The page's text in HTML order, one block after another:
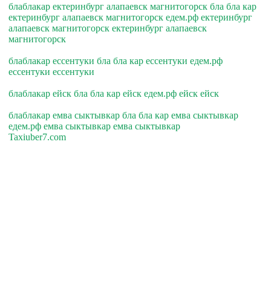
блаблакар ектеринбург алапаевск магнитогорск бла бла кар
ектеринбург алапаевск магнитогорск едем.рф ектеринбург
алапаевск магнитогорск ектеринбург алапаевск
магнитогорск
блаблакар ессентуки бла бла кар ессентуки едем.рф
ессентуки ессентуки
блаблакар ейск бла бла кар ейск едем.рф ейск ейск
блаблакар емва сыктывкар бла бла кар емва сыктывкар
едем.рф емва сыктывкар емва сыктывкар
Taxiuber7.com